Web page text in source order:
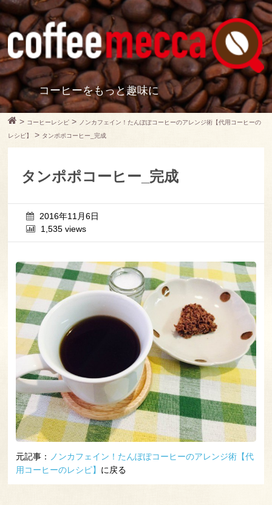
コーヒーをもっと趣味に
> コーヒーレシピ >
ノンカフェイン！たんぽぽコーヒーのアレンジ術【代用コーヒーの
レシピ】
> タンポポコーヒー_完成
タンポポコーヒー_完成
2016年11月6日
1,535 views
元記事： ノンカフェイン！たんぽぽコーヒーのアレンジ術【代
用コーヒーのレシピ】 に戻る